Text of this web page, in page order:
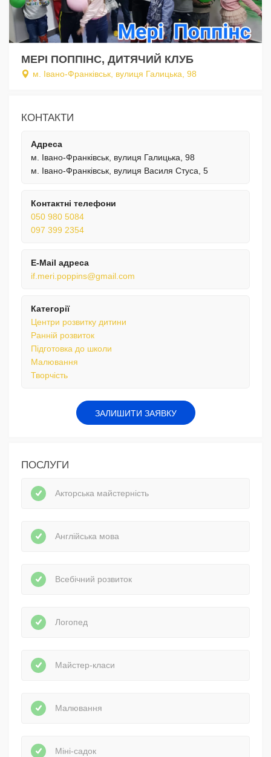
МЕРІ ПОППІНС, ДИТЯЧИЙ КЛУБ
м. Івано-Франківськ, вулиця Галицька, 98
КОНТАКТИ
Адреса
м. Івано-Франківськ, вулиця Галицька, 98
м. Івано-Франківськ, вулиця Василя Стуса, 5
Контактні телефони
050 980 5084
097 399 2354
E-Mail адреса
if.meri.poppins@gmail.com
Категорії
Центри розвитку дитини
Ранній розвиток
Підготовка до школи
Малювання
Творчість
ЗАЛИШИТИ ЗАЯВКУ
ПОСЛУГИ
Акторська майстерність
Англійська мова
Всебічний розвиток
Логопед
Майстер-класи
Малювання
Міні-садок